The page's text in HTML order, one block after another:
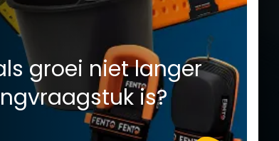
groei niet langer
is?